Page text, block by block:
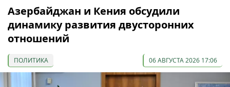
Азербайджан и Кения обсудили
динамику развития двусторонних
отношений
ПОЛИТИКА 06 АВГУСТА 2026 17:06